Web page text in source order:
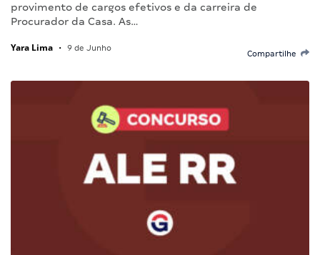
provimento de cargos efetivos e da carreira de
Procurador da Casa. As…
Yara Lima • 9 de Junho
Compartilhe